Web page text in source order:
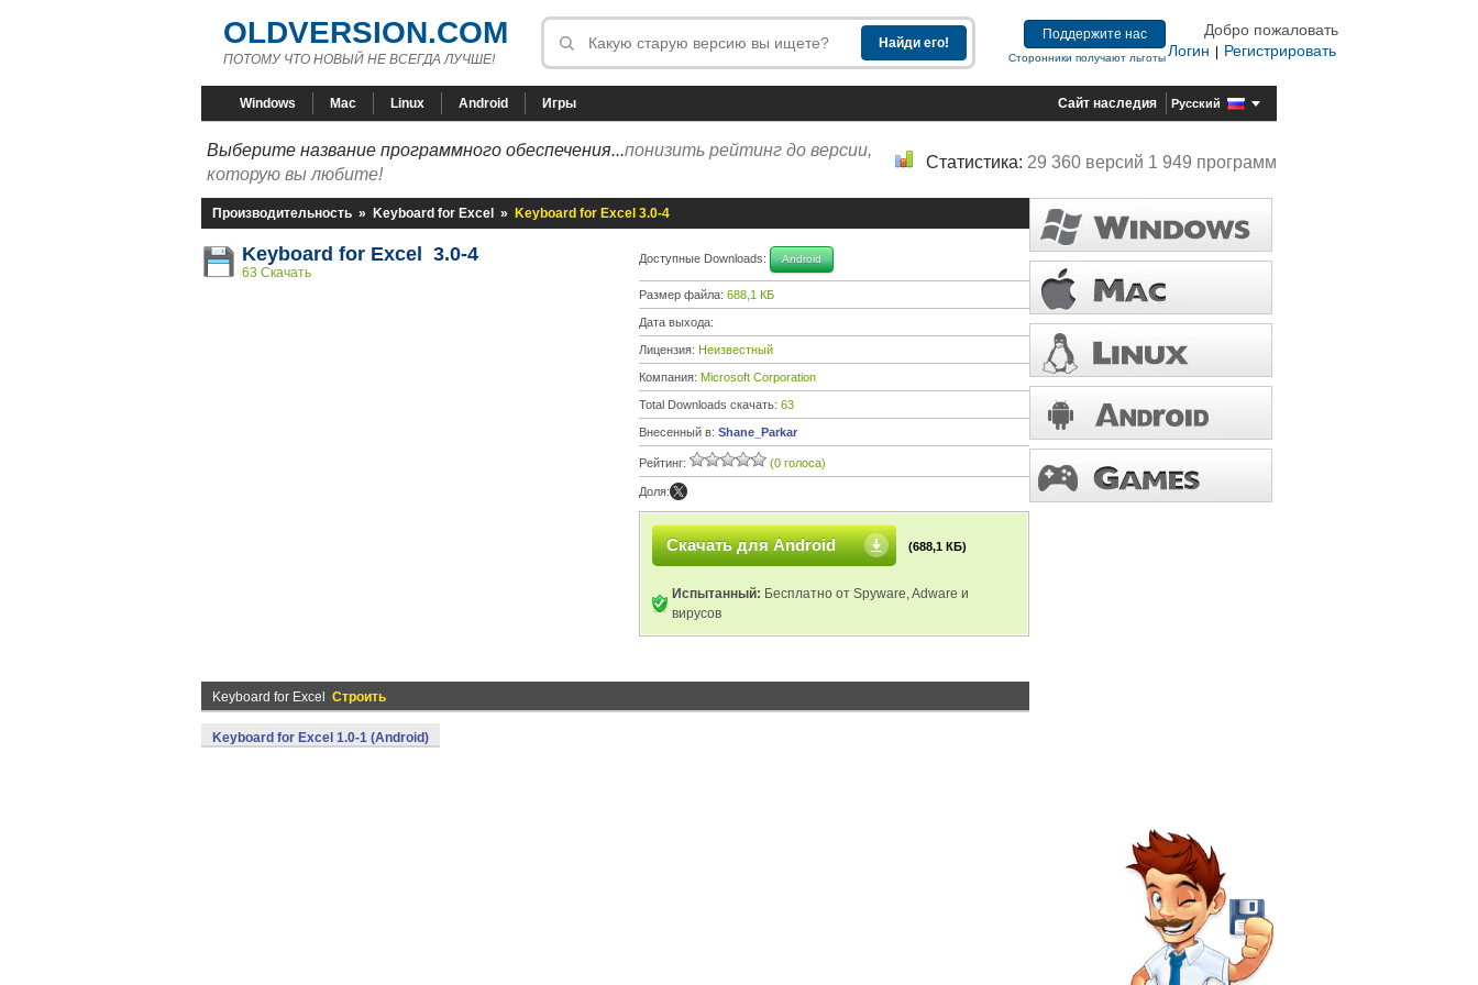
OLDVERSION.COM
ПОТОМУ ЧТО НОВЫЙ НЕ ВСЕГДА ЛУЧШЕ!
Поддержите нас
Сторонники получают льготы
Добро пожаловать
Логин
Регистрировать
Windows Mac Linux Android Игры Сайт наследия Русский
Выберите название программного обеспечения...понизить рейтинг до версии,
которую вы любите!
Статистика: 29 360 версий 1 949 программ
Производительность » Keyboard for Excel » Keyboard for Excel 3.0-4
Keyboard for Excel 3.0-4
63 Скачать
Доступные Downloads: Android
Размер файла: 688,1 КБ
Дата выхода:
Лицензия: Неизвестный
Компания: Microsoft Corporation
Total Downloads скачать: 63
Внесенный в: Shane_Parkar
Рейтинг: (0 голоса)
Доля:
Скачать для Android (688,1 КБ)
Испытанный: Бесплатно от Spyware, Adware и
вирусов
Keyboard for Excel Строить
Keyboard for Excel 1.0-1 (Android)